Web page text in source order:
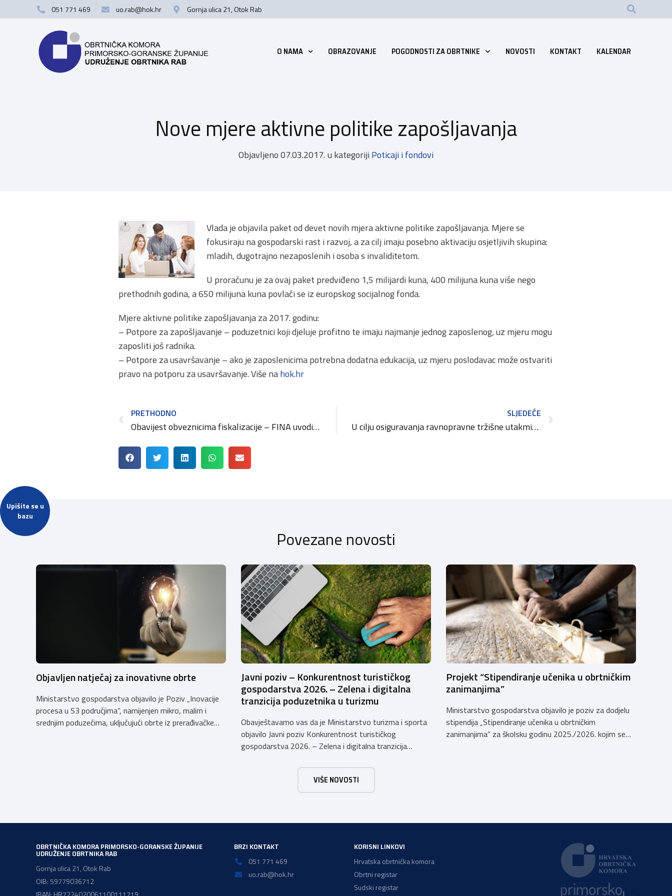
Upišite se u
bazu
051 771 469 uo.rab@hok.hr Gornja ulica 21, Otok Rab
O NAMA OBRAZOVANJE POGODNOSTI ZA OBRTNIKE NOVOSTI KONTAKT KALENDAR
Nove mjere aktivne politike zapošljavanja
Objavljeno07.03.2017. u kategoriji Poticaji i fondovi
Vlada je objavila paket od devet novih mjera aktivne politike zapošljavanja. Mjere se
fokusiraju na gospodarski rast i razvoj, a za cilj imaju posebno aktivaciju osjetljivih skupina:
mladih, dugotrajno nezaposlenih i osoba s invaliditetom.
U proračunu je za ovaj paket predviđeno 1,5 milijardi kuna, 400 milijuna kuna više nego
prethodnih godina, a 650 milijuna kuna povlači se iz europskog socijalnog fonda.
Mjere aktivne politike zapošljavanja za 2017. godinu:
– Potpore za zapošljavanje – poduzetnici koji djeluje profitno te imaju najmanje jednog zaposlenog, uz mjeru mogu
zaposliti još radnika.
– Potpore za usavršavanje – ako je zaposlenicima potrebna dodatna edukacija, uz mjeru poslodavac može ostvariti
pravo na potporu za usavršavanje. Više nahok.hr
PRETHODNO
Obavijest obveznicima fiskalizacije – FINA uvodi nove profile certifikata
SLJEDEĆE
U cilju osiguravanja ravnopravne tržišne utakmice, HOK traži ocjenu ustavnosti Zakona o komunalnom gospodarstvu
Povezane novosti
Objavljen natječaj za inovativne obrte
Ministarstvo gospodarstva objavilo je Poziv „Inovacije
procesa u S3 područjima“, namijenjen mikro, malim i
srednjim poduzećima, uključujući obrte iz prerađivačke
Javni poziv – Konkurentnost turističkog
gospodarstva 2026. – Zelena i digitalna
tranzicija poduzetnika u turizmu
Obavještavamo vas da je Ministarstvo turizma i sporta
objavilo Javni poziv Konkurentnost turističkog
gospodarstva 2026. – Zelena i digitalna tranzicija
male vrijednosti u ukupnom iznosu od 3.403.640,00 €.
Program je namijenjen subjektima malog gospodarstva
registriranim za ugostiteljske i/ili turističke djelatnosti,
Projekt “Stipendiranje učenika u obrtničkim
zanimanjima”
Ministarstvo gospodarstva objavilo je poziv za dodjelu
stipendija „Stipendiranje učenika u obrtničkim
zanimanjima“ za školsku godinu 2025./2026. kojim se
VIŠE NOVOSTI
OBRTNIČKA KOMORA PRIMORSKO-GORANSKE ŽUPANIJE
UDRUŽENJE OBRTNIKA RAB
Gornja ulica 21, Otok Rab
OIB: 59779036712
BRZI KONTAKT
051 771 469
uo.rab@hok.hr
KORISNI LINKOVI
Hrvatska obrtnička komora
Obrtni registar
Sudski registar